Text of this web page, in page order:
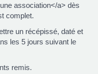
association</a> dès
complet.
un récépissé, daté et
les 5 jours suivant le
remis.